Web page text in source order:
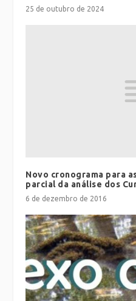
25 de outubro de 2024
Novo cronograma para
parcial da análise dos
6 de dezembro de 2016